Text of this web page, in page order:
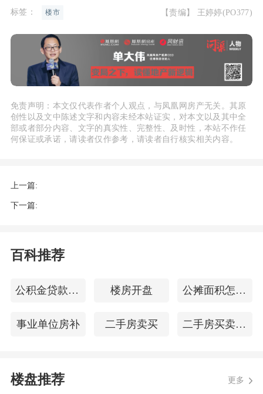
弹，“五一”假期门店也没有闲下来。
深圳链家湖贝华润旗舰店商圈经理张卫对
记者表示，许多购房者行动迅速，楼市新
政发布后的咨询和带看量明显上升。在紧
邻深圳的惠州市，抽样监测数据显示，5
月1日至4日全市新建商品住房项目日均来
访量1539批，较去年同期增长38.2%；住
“卖得不错，前段时间一取证就卖了好几
销售人员表示，该楼盘在售户型最低面积
万套。”一位贝壳经纪人对记者表示，二
有分析人士认为，今年5月和6月这两个月
标签： 楼市 【责编】 王婷婷(PO377)
免责声明：本文仅代表作者个人观点，与凤凰网房产无关。其原
创性以及文中陈述文字和内容未经本站证实，对本文以及其中全
部或者部分内容、文字的真实性、完整性、及时性，本站不作任
何保证或承诺，请读者仅作参考，请读者自行核实相关内容。
上一篇:
下一篇:
百科推荐
公积金贷款担保 楼房开盘 公摊面积怎么算
事业单位房补 二手房卖买 二手房买卖的流程
楼盘推荐 更多